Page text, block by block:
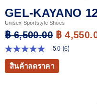
GEL-KAYANO
Unisex Sportstyle Shoes
฿ 6,500.00 ฿
5.0
จาก
ดาว
5.0 (6)
สินค้าลดราคา